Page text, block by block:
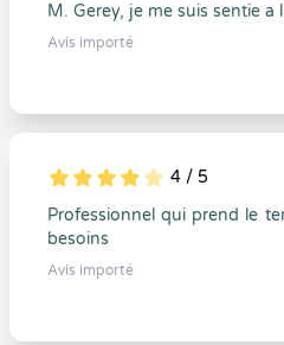
M. Gerey, je me suis sentie a
Avis importé
5
1
4
0 4 / 5
Professionnel qui prend le
besoins
Avis importé